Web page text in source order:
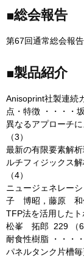
■総会報告
第67回通常総会報
■製品紹介
Anisoprint社製連続
点・特徴 ・・・・
異なるアプローチ
（3）
最新の有限要素解
ルチフィジックス
（4）
ニュージェネレー
子 博昭，藤原 和
TFP法を活用した
松峯 拓郎 229 （6
耐食性樹脂 ・・・
パネルタンク片槽